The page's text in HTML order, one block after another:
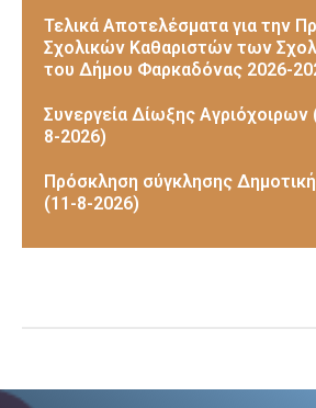
Τελικά Αποτελέσματα για την
Σχολικών Καθαριστών των
του Δήμου Φαρκαδόνας 2026-
Συνεργεία Δίωξης Αγριόχοιρων
8-2026)
Πρόσκληση σύγκλησης
(11-8-2026)